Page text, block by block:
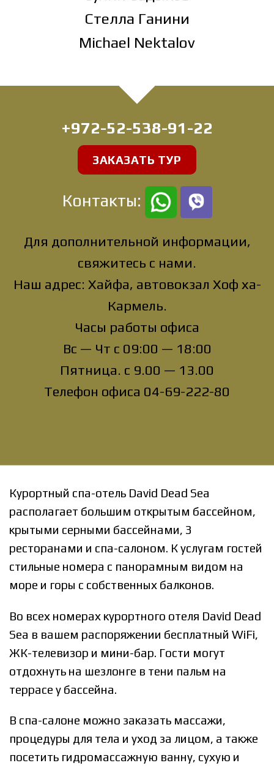
Стелла Ганини
Michael Nektalov
+972-52-538-91-22
ЗАКАЗАТЬ ТУР
Контакты:
Для дополнительной информации,
свяжитесь с нами.
Наш адрес: Хайфа, автовокзал Хоф ха-
Кармель.
Часы работы офиса
Вс — Чт с 09:00 — 18:00
Пятница. с 9.00 — 13.00
Телефон офиса 04-69-222-80
Курортный спа-отель David Dead Sea
располагает большим открытым бассейном,
крытыми серными бассейнами, 3
ресторанами и спа-салоном. К услугам гостей
стильные номера с панорамным видом на
море и горы с собственных балконов.
Во всех номерах курортного отеля David Dead
Sea в вашем распоряжении бесплатный WiFi,
ЖК-телевизор и мини-бар. Гости могут
отдохнуть на шезлонге в тени пальм на
террасе у бассейна.
В спа-салоне можно заказать массажи,
процедуры для тела и уход за лицом, а также
посетить гидромассажную ванну, сухую и